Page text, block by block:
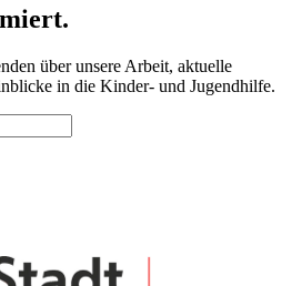
über unsere Arbeit, aktuelle
in die Kinder- und Jugendhilfe.